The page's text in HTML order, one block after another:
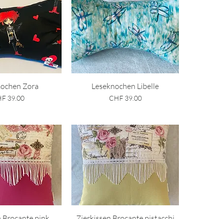
Zora
39.00
Schnellansicht
Leseknochen Libelle
Preis
CHF 39.00